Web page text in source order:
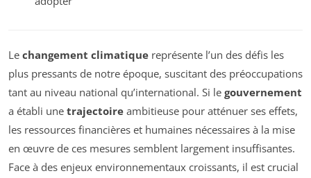
Le changement climatique représente l’un des défis les
plus pressants de notre époque, suscitant des préoccupations
tant au niveau national qu’international. Si le gouvernement
a établi une trajectoire ambitieuse pour atténuer ses effets,
les ressources financières et humaines nécessaires à la mise
en œuvre de ces mesures semblent largement insuffisantes.
Face à des enjeux environnementaux croissants, il est crucial